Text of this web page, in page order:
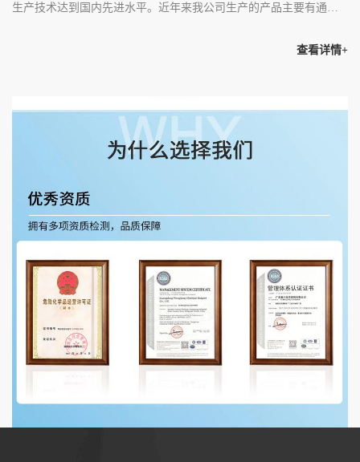
生产技术达到国内先进水平。近年来我公司生产的产品主要有通用
查看详情+